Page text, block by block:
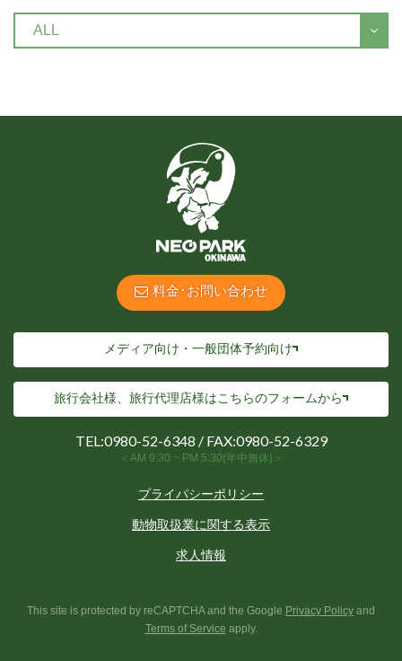
料金･お問い合わせ
メディア向け・一般団体予約向け
旅行会社様、旅行代理店様はこちらのフォームから
TEL:0980-52-6348 / FAX:0980-52-6329
＜AM 9:30 ~ PM 5:30(年中無休)＞
プライパシーポリシー
動物取扱業に関する表示
求人情報
This site is protected by reCAPTCHA and the Google Privacy Policy and
Terms of Service apply.